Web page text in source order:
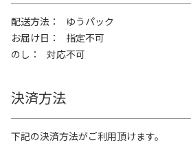
配送方法
ゆうパック
お届け日
指定不可
のし
対応不可
決済方法
下記の決済方法がご利用頂けます。